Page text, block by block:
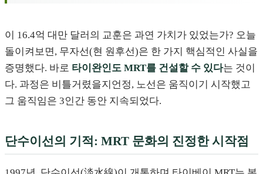
이 16.4억 대만 달러의 교훈은 과연 가치가 있었는가? 오늘
돌이켜보면, 무자선(현 원후선)은 한 가지 핵심적인 사실을
증명했다. 바로 타이완인도 MRT를 건설할 수 있다는 것이
다. 과정은 비틀거렸을지언정, 노선은 움직이기 시작했고
그 움직임은 3인간 동안 지속되었다.
단수이선의 기적: MRT 문화의 진정한 시작점